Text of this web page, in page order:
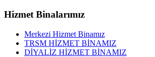
Hizmet Binalarımız
Merkezi Hizmet Binamız
TRSM HİZMET BİNAMIZ
DİYALİZ HİZMET BİNAMIZ